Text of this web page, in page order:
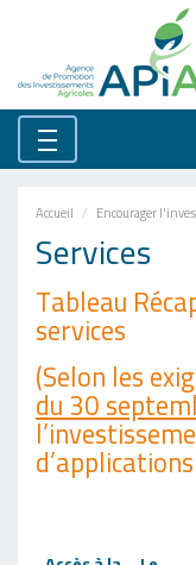
Accueil Encourager
Services
Tableau
services
(Selon les
du 30